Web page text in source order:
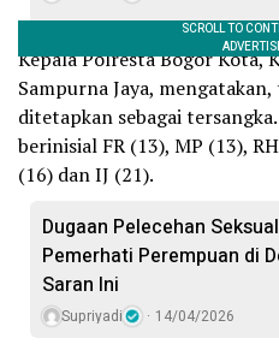
Kepala Polresta Bogor Kota,
Sampurna Jaya,
ditetapkan sebagai
berinisial FR (13), MP (13),
(16) dan IJ (21).
Dugaan Pelecehan
Pemerhati Perempuan di
Saran Ini
Supriyadi 14/04/2026